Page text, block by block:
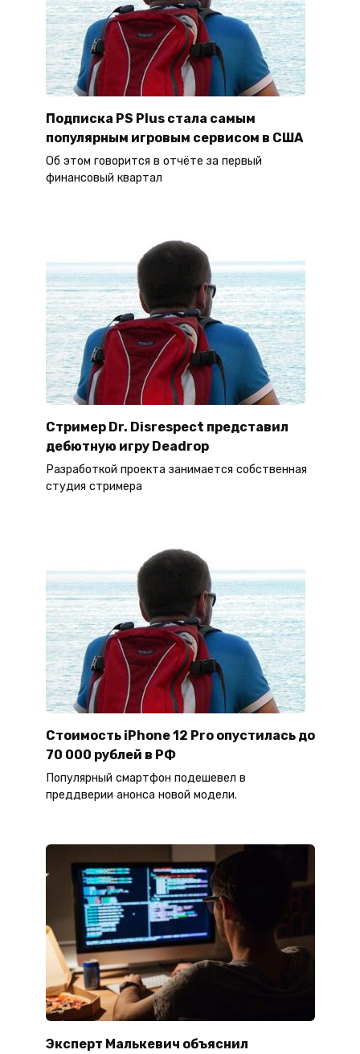
Подписка PS Plus стала самым
популярным игровым сервисом в США
Об этом говорится в отчёте за первый
финансовый квартал
Стример Dr. Disrespect представил
дебютную игру Deadrop
Разработкой проекта занимается собственная
студия стримера
Стоимость iPhone 12 Pro опустилась до
70 000 рублей в РФ
Популярный смартфон подешевел в
преддверии анонса новой модели.
Эксперт Малькевич объяснил